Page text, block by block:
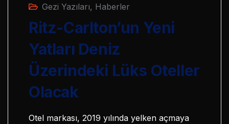
Gezi Yazıları, Haberler
Ritz-Carlton’un Yeni
Yatları Deniz
Üzerindeki Lüks Oteller
Olacak
Otel markası, 2019 yılında yelken açmaya